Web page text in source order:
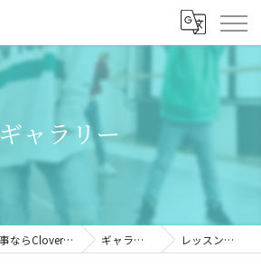
ギャラリー
東京都府中市の習い事ならClover Hill ギャラリー レッスン風景